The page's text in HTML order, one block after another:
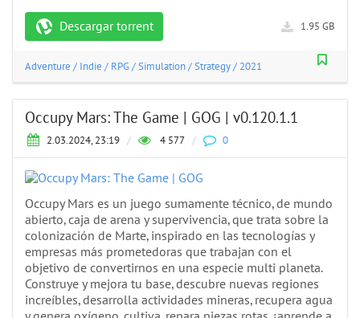
Descargar torrent 1.95 GB
Adventure / Indie / RPG/Simulation/Strategy/ 2021
Occupy Mars: The Game | GOG | v0.120.1.1
2.03.2024, 23:19 / 4 577 / 0
Occupy Mars es un juego sumamente técnico, de mundo
abierto, caja de arena y supervivencia, que trata sobre la
colonización de Marte, inspirado en las tecnologías y
empresas más prometedoras que trabajan con el
objetivo de convertirnos en una especie multi planeta.
Construye y mejora tu base, descubre nuevas regiones
increíbles, desarrolla actividades mineras, recupera agua